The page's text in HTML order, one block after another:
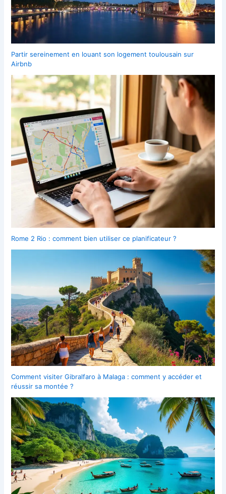
Partir sereinement en louant son logement toulousain sur
Airbnb
Rome 2 Rio : comment bien utiliser ce planificateur ?
Comment visiter Gibralfaro à Malaga : comment y accéder et
réussir sa montée ?